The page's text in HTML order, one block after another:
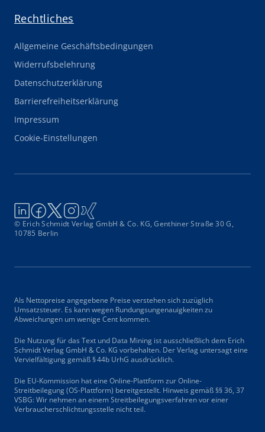
Rechtliches
Allgemeine Geschäftsbedingungen
Widerrufsbelehrung
Datenschutzerklärung
Barrierefreiheitserklärung
Impressum
Cookie-Einstellungen
© Erich Schmidt Verlag GmbH & Co. KG, Genthiner Straße 30 G,
10785 Berlin
Als Nettopreise angegebene Preise verstehen sich zuzüglich
Umsatzsteuer. Es kann wegen Rundungsungenauigkeiten zu
Abweichungen um wenige Cent kommen.
Die Nutzung für das Text und Data Mining ist ausschließlich dem Erich
Schmidt Verlag GmbH & Co. KG vorbehalten. Der Verlag untersagt eine
Vervielfältigung gemäß § 44b UrhG ausdrücklich.
Die EU-Kommission hat eine Online-Plattform zur Online-
Streitbeilegung (OS-Plattform) bereitgestellt. Hinweis gemäß §§ 36, 37
VSBG: Wir nehmen an einem Streitbeilegungsverfahren vor einer
Verbraucherschlichtungsstelle nicht teil.